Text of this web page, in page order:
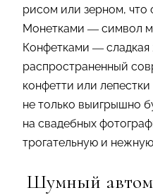
рисом или зерном, что
Монетками — символ
Конфетками —
распространенный
конфетти или
не только выигрышно
на свадебных
трогательную и
Шумный